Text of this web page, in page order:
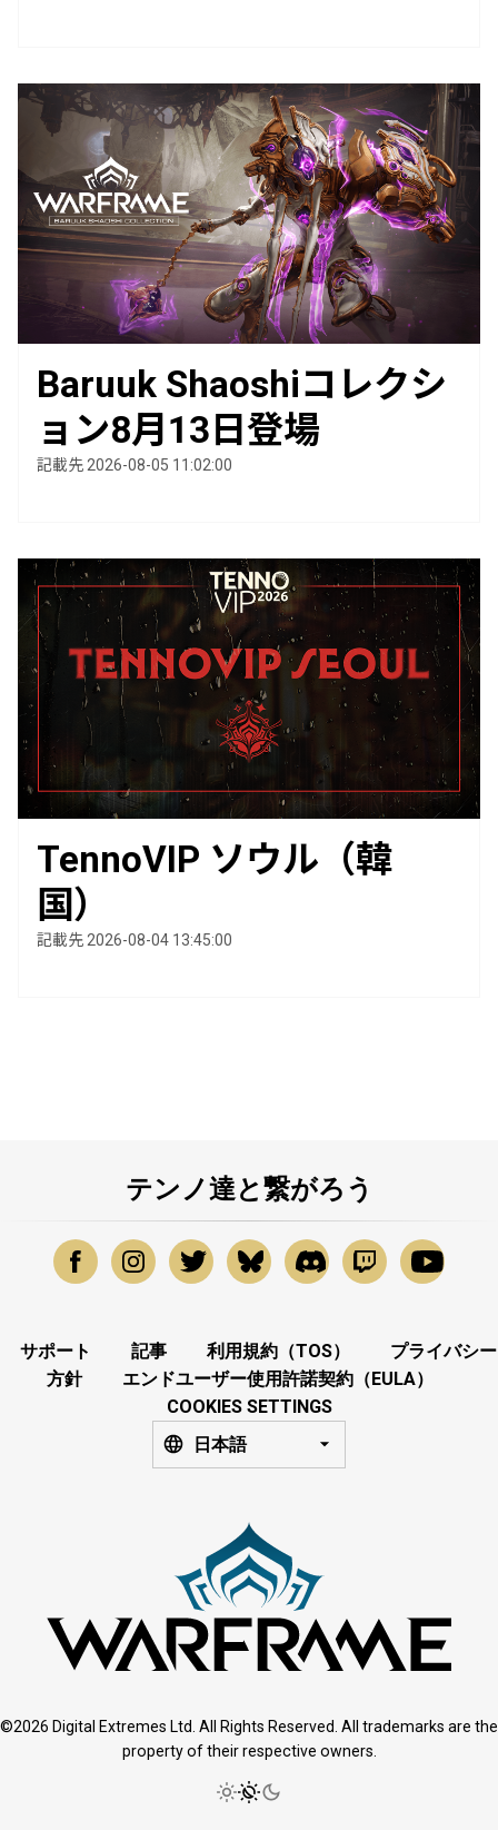
Baruuk Shaoshiコレクシ
ョン8月13日登場
記載先 2026-08-05 11:02:00
TennoVIP ソウル（韓
国）
記載先 2026-08-04 13:45:00
テンノ達と繋がろう
サポート 記事 利用規約（TOS）
プライバシー
方針
エンドユーザー使用許諾契約（EULA）
COOKIES SETTINGS
日本語
©2026 Digital Extremes Ltd. All Rights Reserved. All trademarks are the
property of their respective owners.